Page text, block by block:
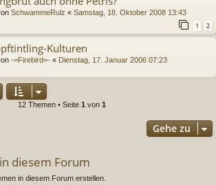
SchwammeRulz « Samstag, 18. Oktober 2008 13:43
1 2
Kulturen
-=Firebird=- « Dienstag, 17. Januar 2006 07:23
12 Themen • Seite 1 von 1
Gehe zu
diesem Forum
in diesem Forum erstellen.